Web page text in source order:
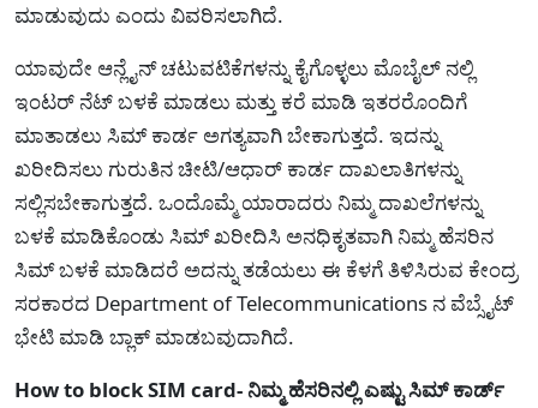
ಮಾಡುವುದು ಎಂದು ವಿವರಿಸಲಾಗಿದೆ.
ಯಾವುದೇ ಆನ್ಲೈನ್ ಚಟುವಟಿಕೆಗಳನ್ನು ಕೈಗೊಳ್ಳಲು ಮೊಬೈಲ್ ನಲ್ಲಿ
ಇಂಟರ್ ನೆಟ್ ಬಳಕೆ ಮಾಡಲು ಮತ್ತು ಕರೆ ಮಾಡಿ ಇತರರೊಂದಿಗೆ
ಮಾತಾಡಲು ಸಿಮ್ ಕಾರ್ಡ ಅಗತ್ಯವಾಗಿ ಬೇಕಾಗುತ್ತದೆ. ಇದನ್ನು
ಖರೀದಿಸಲು ಗುರುತಿನ ಚೀಟಿ/ಆಧಾರ್ ಕಾರ್ಡ ದಾಖಲಾತಿಗಳನ್ನು
ಸಲ್ಲಿಸಬೇಕಾಗುತ್ತದೆ. ಒಂದೊಮ್ಮೆ ಯಾರಾದರು ನಿಮ್ಮ ದಾಖಲೆಗಳನ್ನು
ಬಳಕೆ ಮಾಡಿಕೊಂಡು ಸಿಮ್ ಖರೀದಿಸಿ ಅನಧಿಕೃತವಾಗಿ ನಿಮ್ಮ ಹೆಸರಿನ
ಸಿಮ್ ಬಳಕೆ ಮಾಡಿದರೆ ಅದನ್ನು ತಡೆಯಲು ಈ ಕೆಳಗೆ ತಿಳಿಸಿರುವ ಕೇಂದ್ರ
ಸರಕಾರದ Department of Telecommunications ನ ವೆಬ್ಸೈಟ್
ಭೇಟಿ ಮಾಡಿ ಬ್ಲಾಕ್ ಮಾಡಬವುದಾಗಿದೆ.
How to block SIM card- ನಿಮ್ಮ ಹೆಸರಿನಲ್ಲಿ ಎಷ್ಟು ಸಿಮ್ ಕಾರ್ಡ್